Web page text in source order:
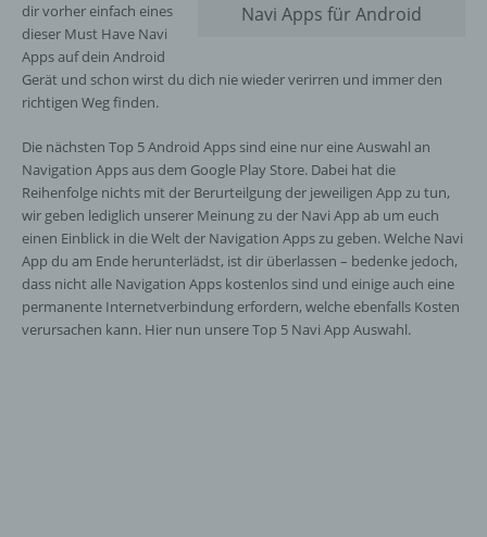
Navi Apps für Android
dir vorher einfach eines
dieser Must Have Navi
Apps auf dein Android
Gerät und schon wirst du dich nie wieder verirren und immer den
richtigen Weg finden.
Die nächsten Top 5 Android Apps sind eine nur eine Auswahl an
Navigation Apps aus dem Google Play Store. Dabei hat die
Reihenfolge nichts mit der Berurteilgung der jeweiligen App zu tun,
wir geben lediglich unserer Meinung zu der Navi App ab um euch
einen Einblick in die Welt der Navigation Apps zu geben. Welche Navi
App du am Ende herunterlädst, ist dir überlassen – bedenke jedoch,
dass nicht alle Navigation Apps kostenlos sind und einige auch eine
permanente Internetverbindung erfordern, welche ebenfalls Kosten
verursachen kann. Hier nun unsere Top 5 Navi App Auswahl.